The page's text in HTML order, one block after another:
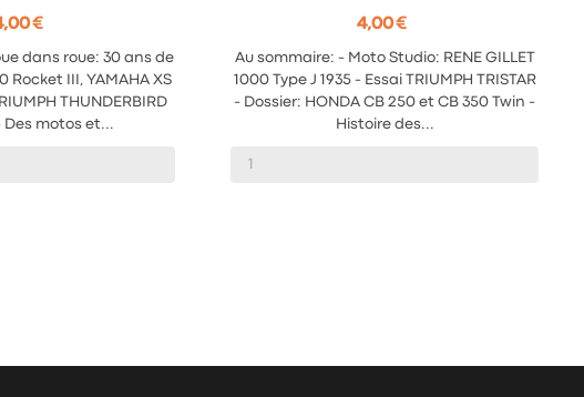
€
dans roue: 30 ans de
Rocket III, YAMAHA XS
THUNDERBIRD
Des motos et...
4,00 €
Au sommaire: - Moto Studio: RENE GILLET
1000 Type J 1935 - Essai TRIUMPH TRISTAR
- Dossier: HONDA CB 250 et CB 350 Twin -
Histoire des...